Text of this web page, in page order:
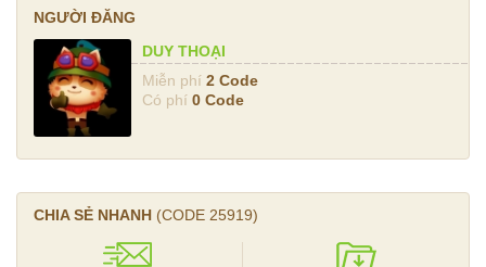
NGƯỜI ĐĂNG
DUY THOẠI
Miễn phí 2 Code
Có phí 0 Code
CHIA SẺ NHANH (CODE 25919)